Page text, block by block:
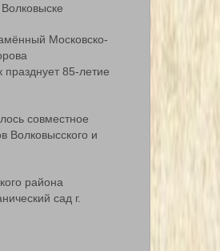
Московско-
85-летие
совместное
Волковысского и
района
сад г.